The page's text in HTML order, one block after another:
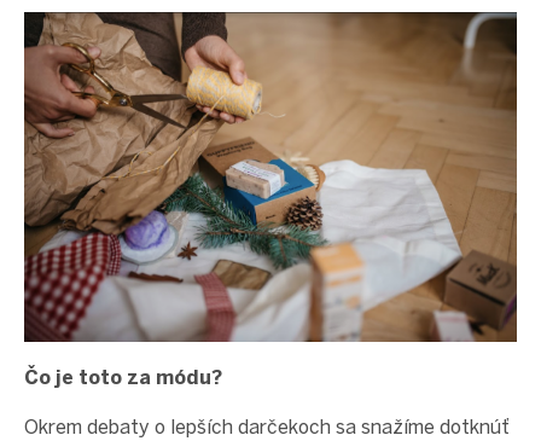
Vianoce
Vianoce
pre
všetkých
Náš
výber
Prihlásenie
Čo je toto za módu?
Okrem debaty o lepších darčekoch sa snažíme dotknúť